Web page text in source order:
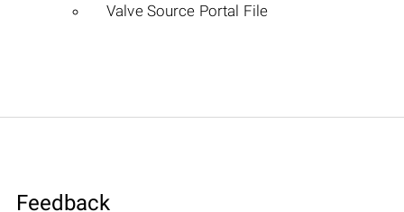
Valve Source Portal File
Feedback